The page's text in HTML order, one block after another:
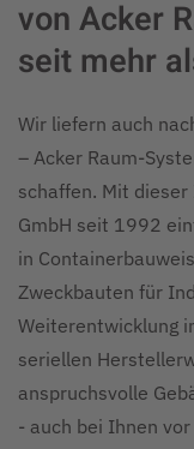
von Acker
seit mehr
Wir liefern auch
– Acker Raum-
schaffen. Mit
GmbH seit 1992
in
Zweckbauten für
Weiterentwicklung
seriellen
anspruchsvolle
- auch bei Ihnen